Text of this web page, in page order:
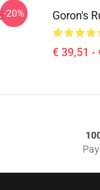
-20% Goron's
€ 39,51 -